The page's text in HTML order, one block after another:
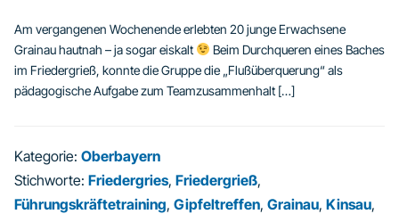
Am vergangenen Wochenende erlebten 20 junge Erwachsene
Grainau hautnah – ja sogar eiskalt
Beim Durchqueren eines Baches
im Friedergrieß, konnte die Gruppe die „Flußüberquerung“ als
pädagogische Aufgabe zum Teamzusammenhalt […]
Kategorie: Oberbayern
Stichworte: Friedergries, Friedergrieß,
Führungskräftetraining, Gipfeltreffen, Grainau, Kinsau,